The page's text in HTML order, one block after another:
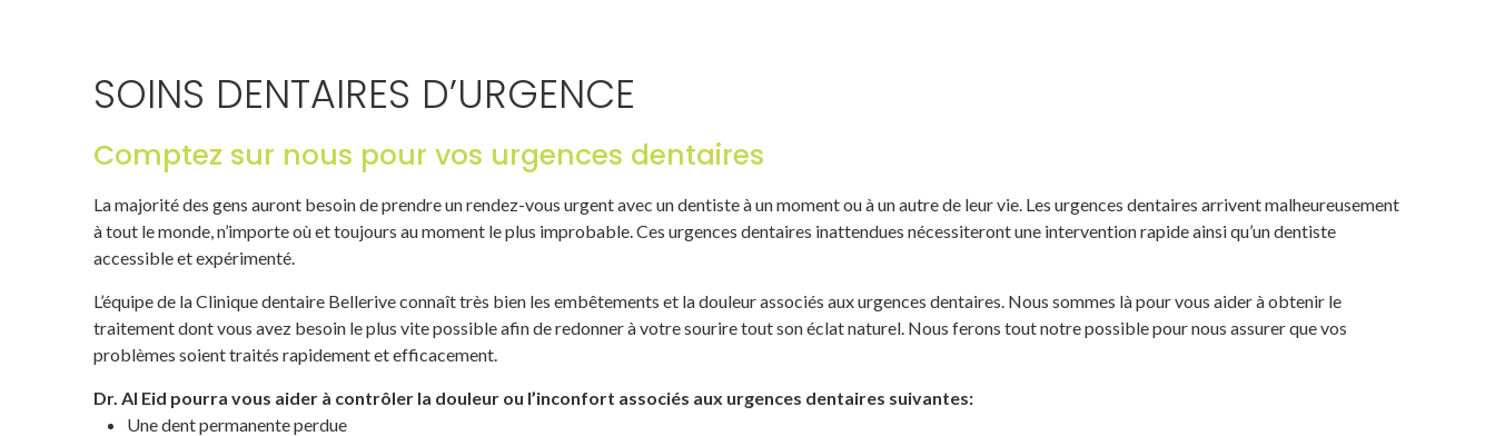
SOINS DENTAIRES D’URGENCE
Comptez sur nous pour vos urgences dentaires
La majorité des gens auront besoin de prendre un rendez-vous urgent avec un dentiste à un moment ou à un autre de leur vie. Les urgences dentaires arrivent malheureusement
à tout le monde, n’importe où et toujours au moment le plus improbable. Ces urgences dentaires inattendues nécessiteront une intervention rapide ainsi qu’un dentiste
accessible et expérimenté.
L’équipe de la Clinique dentaire Bellerive connaît très bien les embêtements et la douleur associés aux urgences dentaires. Nous sommes là pour vous aider à obtenir le
traitement dont vous avez besoin le plus vite possible afin de redonner à votre sourire tout son éclat naturel. Nous ferons tout notre possible pour nous assurer que vos
problèmes soient traités rapidement et efficacement.
Dr. Al Eid pourra vous aider à contrôler la douleur ou l’inconfort associés aux urgences dentaires suivantes:
Une dent permanente perdue